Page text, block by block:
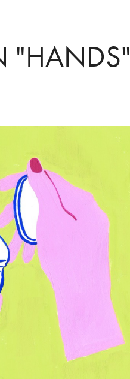
"HANDS"